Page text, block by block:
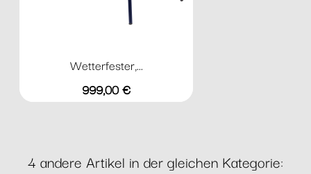
Wetterfester,...
Preis
999,00 €
4 andere Artikel in der gleichen Kategorie: